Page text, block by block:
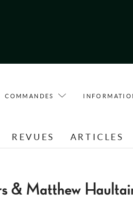
COMMANDES
REVUES ARTICLES
& Matthew